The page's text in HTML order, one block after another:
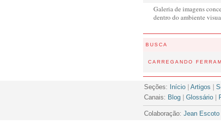
Galeria de imagens
dentro do ambiente
BUSCA
CARREGANDO
Seções: Início Artigos
Canais: Blog Glossário
Colaboração: Jean Escoto